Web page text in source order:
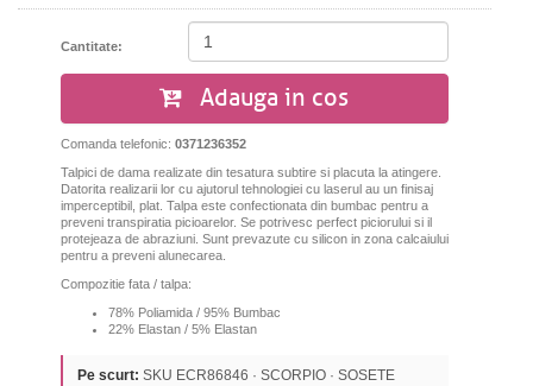
Cantitate:
Adauga in cos
Comanda telefonic: 0371236352
Talpici de dama realizate din tesatura subtire si placuta la atingere.
Datorita realizarii lor cu ajutorul tehnologiei cu laserul au un finisaj
imperceptibil, plat. Talpa este confectionata din bumbac pentru a
preveni transpiratia picioarelor. Se potrivesc perfect piciorului si il
protejeaza de abraziuni. Sunt prevazute cu silicon in zona calcaiului
pentru a preveni alunecarea.
Compozitie fata / talpa:
78% Poliamida / 95% Bumbac
22% Elastan / 5% Elastan
Pe scurt: SKU ECR86846 · SCORPIO · SOSETE